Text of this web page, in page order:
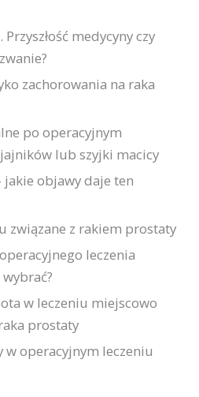
medycyny czy
zachorowania na raka
po operacyjnym
lub szyjki macicy
jakie objawy daje ten
związane z rakiem prostaty
leczenia
w leczeniu miejscowo
prostaty
operacyjnym leczeniu